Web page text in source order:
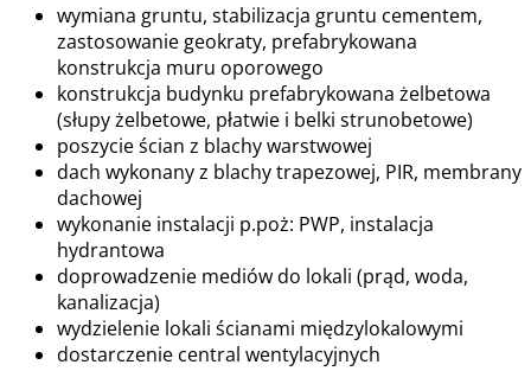
wymiana gruntu, stabilizacja gruntu cementem,
zastosowanie geokraty, prefabrykowana
konstrukcja muru oporowego
konstrukcja budynku prefabrykowana żelbetowa
(słupy żelbetowe, płatwie i belki strunobetowe)
poszycie ścian z blachy warstwowej
dach wykonany z blachy trapezowej, PIR, membrany
dachowej
wykonanie instalacji p.poż: PWP, instalacja
hydrantowa
doprowadzenie mediów do lokali (prąd, woda,
kanalizacja)
wydzielenie lokali ścianami międzylokalowymi
dostarczenie central wentylacyjnych